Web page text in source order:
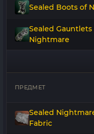
Sealed Boots of
Sealed Gauntlets
Nightmare
ПРЕДМЕТ
Sealed
Fabric